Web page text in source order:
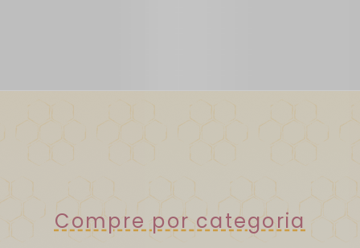
Compre por categoria